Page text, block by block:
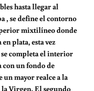
hasta llegar al
, se define el contorno
mixtilíneo donde
plata, esta vez
completa el interior
con un fondo de
mayor realce a la
Virgen.El segundo